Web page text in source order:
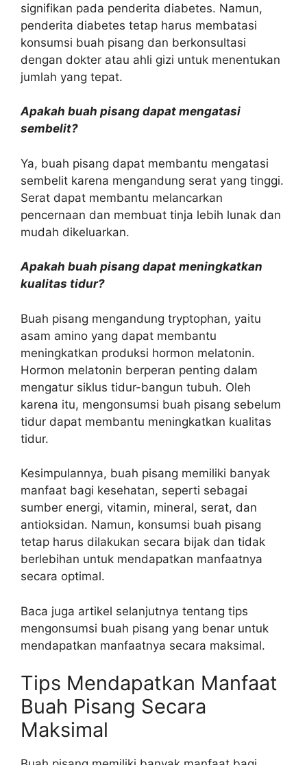
signifikan pada penderita diabetes. Namun,
penderita diabetes tetap harus membatasi
konsumsi buah pisang dan berkonsultasi
dengan dokter atau ahli gizi untuk menentukan
jumlah yang tepat.
Apakah buah pisang dapat mengatasi
sembelit?
Ya, buah pisang dapat membantu mengatasi
sembelit karena mengandung serat yang tinggi.
Serat dapat membantu melancarkan
pencernaan dan membuat tinja lebih lunak dan
mudah dikeluarkan.
Apakah buah pisang dapat meningkatkan
kualitas tidur?
Buah pisang mengandung tryptophan, yaitu
asam amino yang dapat membantu
meningkatkan produksi hormon melatonin.
Hormon melatonin berperan penting dalam
mengatur siklus tidur-bangun tubuh. Oleh
karena itu, mengonsumsi buah pisang sebelum
tidur dapat membantu meningkatkan kualitas
tidur.
Kesimpulannya, buah pisang memiliki banyak
manfaat bagi kesehatan, seperti sebagai
sumber energi, vitamin, mineral, serat, dan
antioksidan. Namun, konsumsi buah pisang
tetap harus dilakukan secara bijak dan tidak
berlebihan untuk mendapatkan manfaatnya
secara optimal.
Baca juga artikel selanjutnya tentang tips
mengonsumsi buah pisang yang benar untuk
mendapatkan manfaatnya secara maksimal.
Tips Mendapatkan Manfaat
Buah Pisang Secara
Maksimal